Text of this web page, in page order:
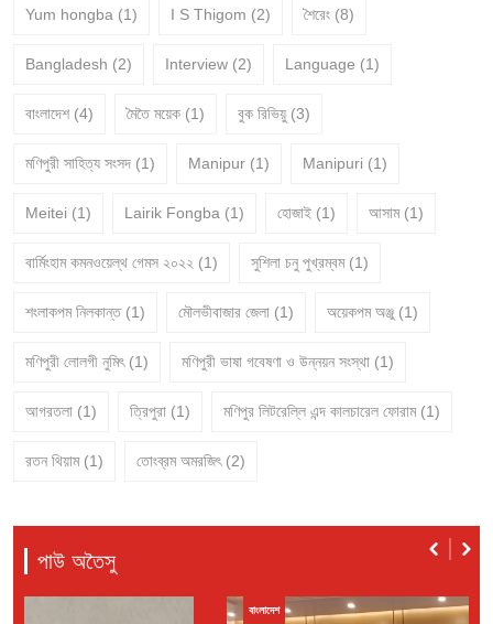
Yum hongba (1) I S Thigom (2) শৈরেং (8)
Bangladesh (2) Interview (2) Language (1)
বাংলাদেশ (4) মৈতৈ ময়েক (1) বুক রিভিয়ু (3)
মণিপুরী সাহিত্য সংসদ (1) Manipur (1) Manipuri (1)
Meitei (1) Lairik Fongba (1) হোজাই (1) আসাম (1)
বার্মিংহাম কমনওয়েল্থ গেমস ২০২২ (1) সুশিলা চনু পুখ্রম্বম (1)
শংলাকপম নিলকান্ত (1) মৌলভীবাজার জেলা (1) অয়েকপম অঞ্জু (1)
মণিপুরী লোলগী নুমিৎ (1) মণিপুরী ভাষা গবেষণা ও উন্নয়ন সংস্থা (1)
আগরতলা (1) ত্রিপুরা (1) মণিপুর লিটরেল্লি এন্দ কালচারেল ফোরাম (1)
রতন থিয়াম (1) তোংব্রম অমরজিৎ (2)
পাউ অতৈসু